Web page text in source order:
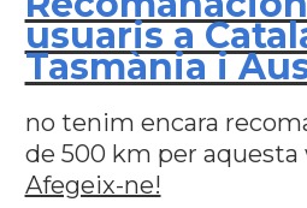
usuaris a
Tasmània i
no tenim encara
de 500 km per aquesta
Afegeix-ne!